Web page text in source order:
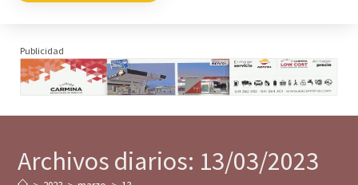
Publicidad
Archivos diarios: 13/03/2023